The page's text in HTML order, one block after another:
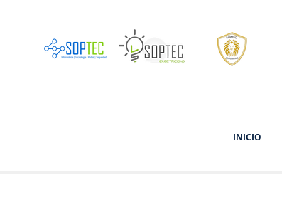
INICIO